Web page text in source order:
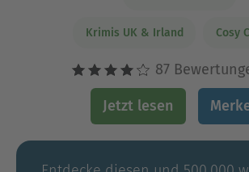
Krimis UK & Irland Cosy
87
Jetzt lesen